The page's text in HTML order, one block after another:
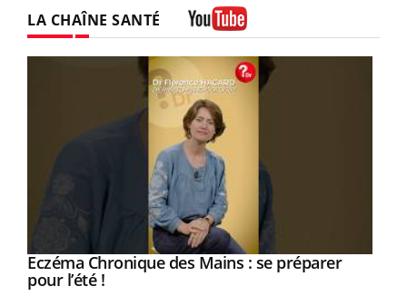
LA CHAÎNE SANTÉ
Youtube
Eczéma Chronique des Mains : se préparer
pour l’été !Youtube